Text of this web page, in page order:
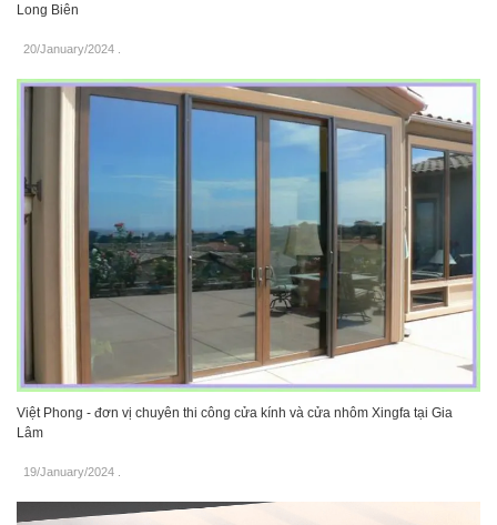
Long Biên
20/January/2024
Việt Phong - đơn vị chuyên thi công cửa kính và cửa nhôm Xingfa tại Gia
Lâm
19/January/2024